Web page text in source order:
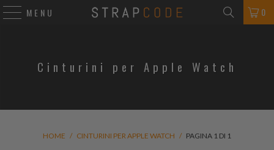
MENU 0
Cinturini per Apple Watch
HOME / CINTURINI PER APPLE WATCH / PAGINA 1 DI 1